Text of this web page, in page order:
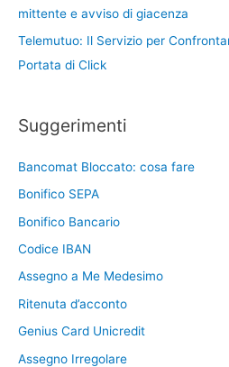
mittente e avviso di giacenza
Telemutuo: Il Servizio per
Portata di Click
Suggerimenti
Bancomat Bloccato: cosa fare
Bonifico SEPA
Bonifico Bancario
Codice IBAN
Assegno a Me Medesimo
Ritenuta d’acconto
Genius Card Unicredit
Assegno Irregolare